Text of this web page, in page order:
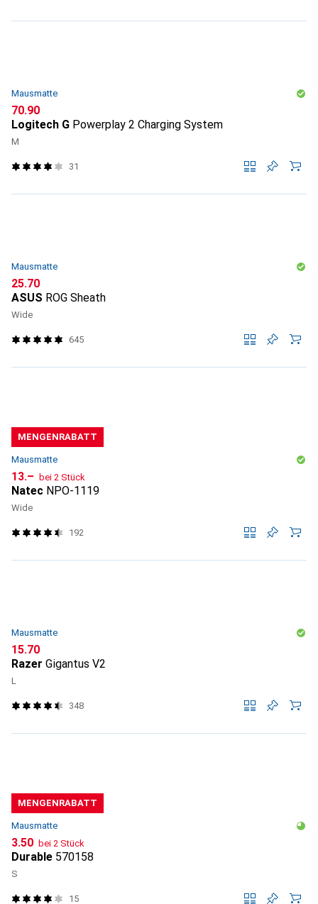
Mausmatte
CHF
70.90
Logitech G Powerplay 2 Charging System
M
31
Mausmatte
CHF
25.70
ASUS ROG Sheath
Wide
645
MENGENRABATT
Mausmatte
CHF
13.– bei 2 Stück
Natec NPO-1119
Wide
192
Mausmatte
CHF
15.70
Razer Gigantus V2
L
348
MENGENRABATT
Mausmatte
CHF
3.50 bei 2 Stück
Durable 570158
S
15